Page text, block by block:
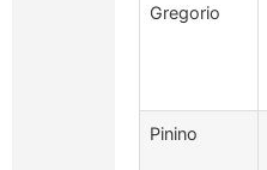
Gregorio
Pinino